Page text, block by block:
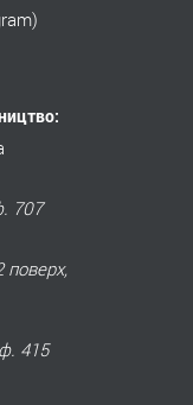
707
поверх,
415